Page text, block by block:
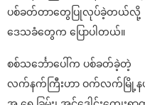
ပစ်ခတ်တာတွေပြုလုပ်ခဲ့တယ်လို့
ဒေသခံတွေက ပြောပါတယ်။
စစ်သင်္ဘောပေါ်က ပစ်ခတ်ခဲ့တဲ့
လက်နက်ကြီးဟာ ဝက်လက်မြို့